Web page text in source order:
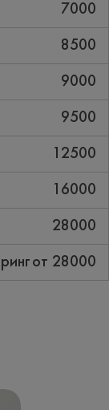
7000
8500
9000
9500
12500
16000
28000
от 28000